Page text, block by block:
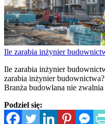
Ile zarabia inżynier
Ile zarabia inżynier
zarabia inżynier
Branża budowlana nie zwalnia
Podziel się: